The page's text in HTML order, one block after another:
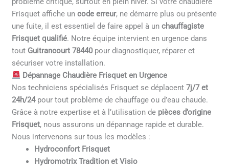
Frisquet affiche uncode erreur, ne démarre plus ou présente
une fuite, il est essentiel de faire appel à unchauffagiste
Frisquet qualifié. Notre équipe intervient en urgence dans
tout Guitrancourt 78440 pour diagnostiquer, réparer et
sécuriser votre installation.
Dépannage Chaudière Frisquet en Urgence
Nos techniciens spécialisés Frisquet se déplacent7j/7 et
24h/24pour tout problème de chauffage ou d’eau chaude.
Grâce à notre expertise et à l’utilisation de pièces d’origine
Frisquet, nous assurons un dépannage rapide et durable.
Nous intervenons sur tous les modèles :
Hydroconfort Frisquet
Hydromotrix Tradition et Visio